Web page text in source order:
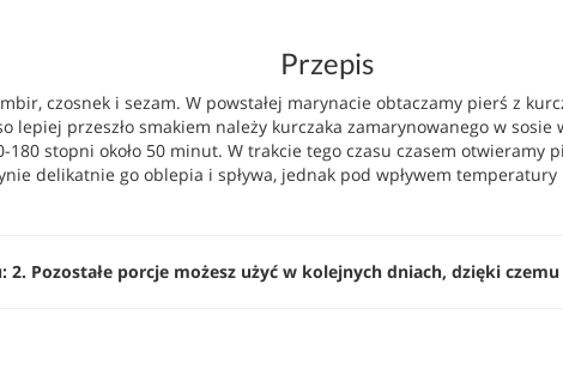
Przepis
czosnek i sezam. W powstałej marynacie obtaczamy pierś z
lepiej przeszło smakiem należy kurczaka zamarynowanego w
stopni około 50 minut. W trakcie tego czasu czasem otwieramy
delikatnie go oblepia i spływa, jednak pod wpływem
2. Pozostałe porcje możesz użyć w kolejnych dniach, dzięki